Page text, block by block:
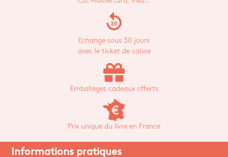
replay_30
Echange sous 30 jours
avec le ticket de caisse
Emballages cadeaux offerts
Prix unique du livre en France
Informations pratiques